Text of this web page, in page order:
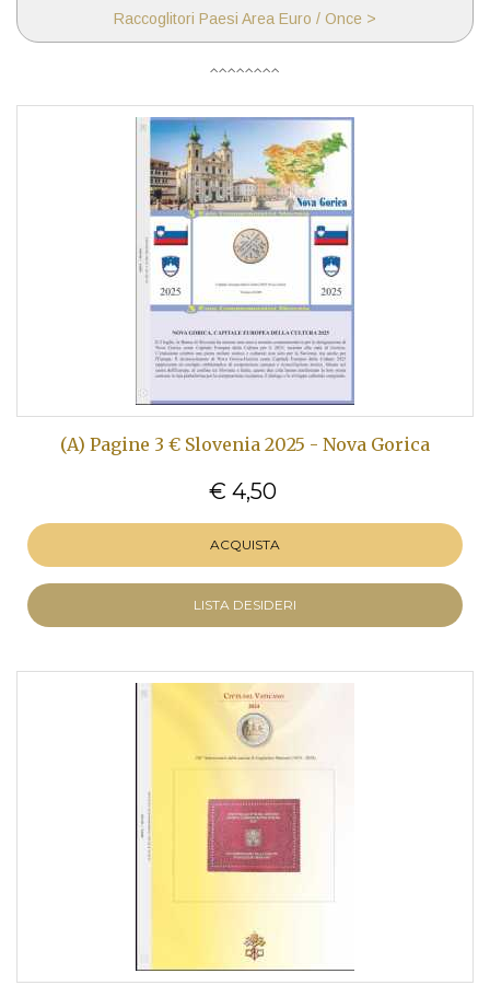
Raccoglitori Paesi Area Euro / Once >
(A) Pagine 3 € Slovenia 2025 - Nova Gorica
€ 4,50
ACQUISTA
LISTA DESIDERI